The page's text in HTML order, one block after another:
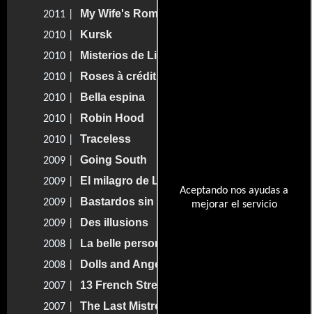
Aceptando nos ayudas a
mejorar el servicio
2011 | My Wife's Romance
2010 | Kursk
2010 | Misterios de Lisboa
2010 | Roses à crédit
2010 | Bella espina
2010 | Robin Hood
2010 | Traceless
2009 | Going South
2009 | El milagro de Lourdes
2009 | Bastardos sin gloria
2009 | Des illusions
2008 | La belle personne
2008 | Dolls and Angels
2007 | 13 French Street
2007 | The Last Mistress